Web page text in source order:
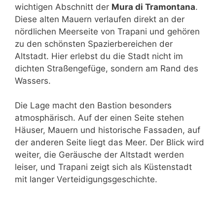
wichtigen Abschnitt der Mura di Tramontana.
Diese alten Mauern verlaufen direkt an der
nördlichen Meerseite von Trapani und gehören
zu den schönsten Spazierbereichen der
Altstadt. Hier erlebst du die Stadt nicht im
dichten Straßengefüge, sondern am Rand des
Wassers.
Die Lage macht den Bastion besonders
atmosphärisch. Auf der einen Seite stehen
Häuser, Mauern und historische Fassaden, auf
der anderen Seite liegt das Meer. Der Blick wird
weiter, die Geräusche der Altstadt werden
leiser, und Trapani zeigt sich als Küstenstadt
mit langer Verteidigungsgeschichte.